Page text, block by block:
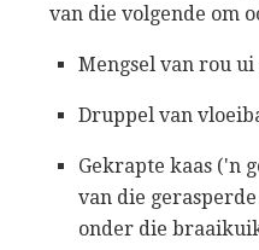
van die volgende om
Mengsel van rou
Druppel van
Gekrapte kaas ('n
van die
onder die